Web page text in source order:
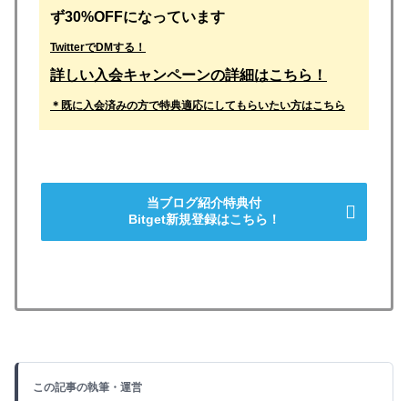
ず30%OFFになっています
TwitterでDMする！
詳しい入会キャンペーンの詳細はこちら！
＊既に入会済みの方で特典適応にしてもらいたい方はこちら
当ブログ紹介特典付
Bitget新規登録はこちら！
この記事の執筆・運営